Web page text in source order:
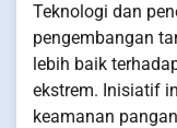
Teknologi dan
pengembangan
lebih baik
ekstrem. Inisiatif
keamanan